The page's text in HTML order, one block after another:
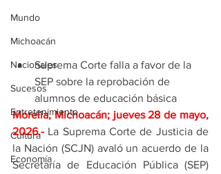
Mundo
Michoacán
Nacionales
Sucesos
Entretenimiento
Cultura
Economía
Suprema Corte falla a favor de la
SEP sobre la reprobación de
alumnos de educación básica
Morelia, Michoacán; jueves 28 de mayo,
2026.- La Suprema Corte de Justicia de
la Nación (SCJN) avaló un acuerdo de la
Secretaría de Educación Pública (SEP)